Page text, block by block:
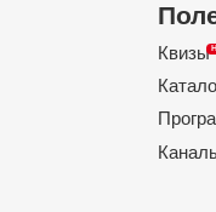
Квизы